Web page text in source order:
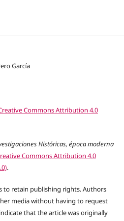
García
Commons Attribution 4.0
Históricas, época moderna
Commons Attribution 4.0
.
to retain publishing rights. Authors
media without having to request
that the article was originally